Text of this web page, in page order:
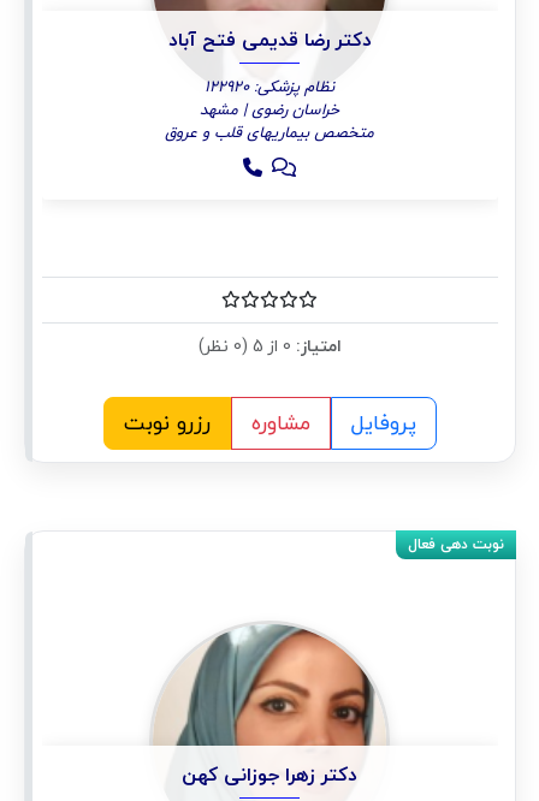
دکتر رضا قدیمی فتح آباد
نظام پزشکی: 122920
خراسان رضوی | مشهد
متخصص بیماریهای قلب و عروق
امتیاز:
پروفایل مشاوره رزرو نوبت
دکتر زهرا جوزانی کهن